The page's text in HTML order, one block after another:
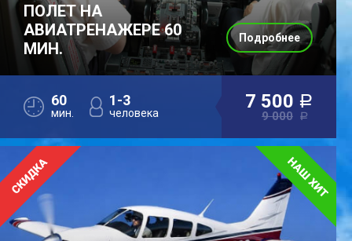
ПОЛЕТ НА
АВИАТРЕНАЖЕРЕ 60
МИН.
60
мин.
1-3
человека
7 500 a
9 000 a
Подробнее